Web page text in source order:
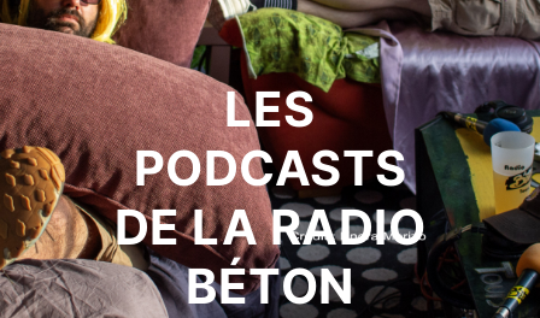
LES
PODCASTS
DE LA RADIO
BÉTON